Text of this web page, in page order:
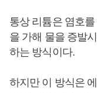
통상 리튬은 염호
을 가해 물을 증발
하는 방식이다.
하지만 이 방식은